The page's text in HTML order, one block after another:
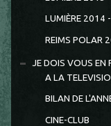
LUMIÈRE 2014
REIMS POLAR
JE DOIS VOUS EN
A LA
BILAN DE
CINE-CLUB